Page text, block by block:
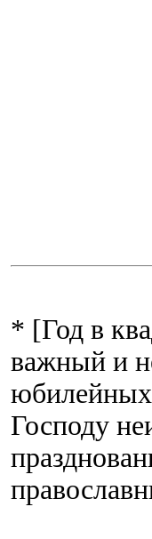
* [Год в
важный и
юбилейных
Господу